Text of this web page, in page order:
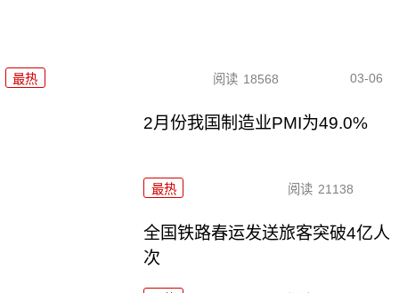
最热 阅读 18568 03-06
2月份我国制造业PMI为49.0%
最热 阅读 21138
全国铁路春运发送旅客突破4亿人
次